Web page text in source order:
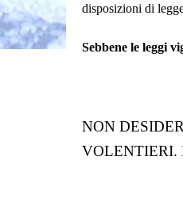
disposizioni di
Sebbene le leggi
NON
VOLENTIERI.